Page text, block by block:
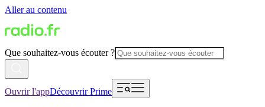
Aller au contenu
Que souhaitez-vous écouter ?
Ouvrir l'appDécouvrir Prime